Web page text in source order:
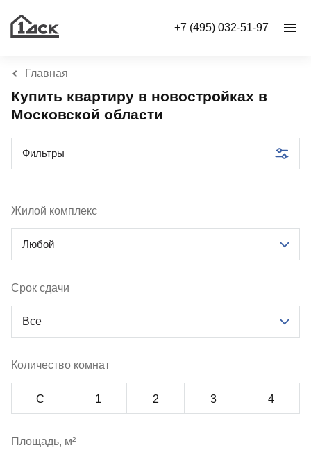
+7 (495) 032-51-97
Главная
Купить квартиру в новостройках в
Московской области
Фильтры
Жилой комплекс
Любой
Срок сдачи
Все
Количество комнат
С 1 2 3 4
Площадь, м²